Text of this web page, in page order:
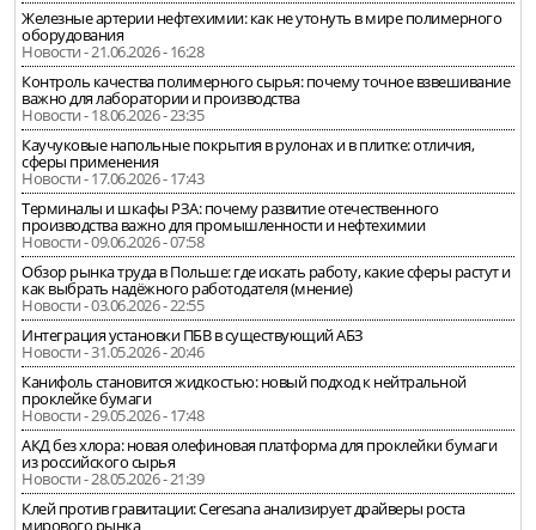
Железные артерии нефтехимии: как не утонуть в мире полимерного
оборудования
Новости - 21.06.2026 - 16:28
Контроль качества полимерного сырья: почему точное взвешивание
важно для лаборатории и производства
Новости - 18.06.2026 - 23:35
Каучуковые напольные покрытия в рулонах и в плитке: отличия,
сферы применения
Новости - 17.06.2026 - 17:43
Терминалы и шкафы РЗА: почему развитие отечественного
производства важно для промышленности и нефтехимии
Новости - 09.06.2026 - 07:58
Обзор рынка труда в Польше: где искать работу, какие сферы растут и
как выбрать надёжного работодателя (мнение)
Новости - 03.06.2026 - 22:55
Интеграция установки ПБВ в существующий АБЗ
Новости - 31.05.2026 - 20:46
Канифоль становится жидкостью: новый подход к нейтральной
проклейке бумаги
Новости - 29.05.2026 - 17:48
АКД без хлора: новая олефиновая платформа для проклейки бумаги
из российского сырья
Новости - 28.05.2026 - 21:39
Клей против гравитации: Ceresana анализирует драйверы роста
мирового рынка